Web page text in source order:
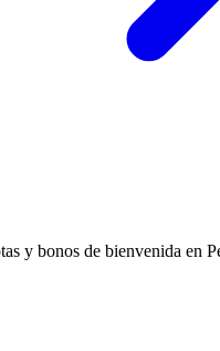
y bonos de bienvenida en